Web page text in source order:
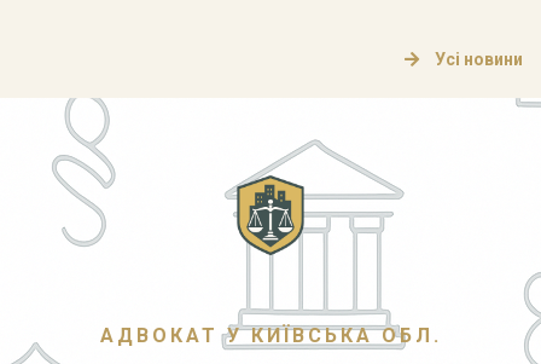
умовам. У цій статті розглянемо, хто може припинити
громадянство України, які документи […]
Усі новини
АДВОКАТ У КИЇВСЬКА ОБЛ.